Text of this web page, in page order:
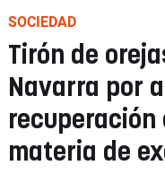
SOCIEDAD
Tirón de
Navarra por
recuperación
materia de